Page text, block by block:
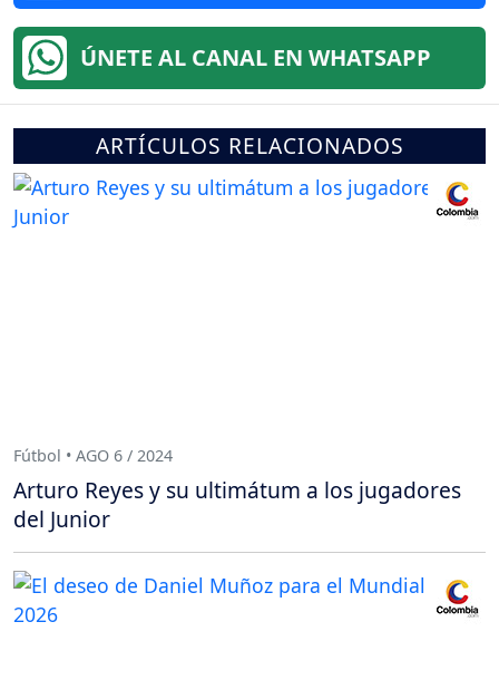
ÚNETE AL CANAL EN WHATSAPP
ARTÍCULOS RELACIONADOS
Fútbol • AGO 6 / 2024
Arturo Reyes y su ultimátum a los jugadores
del Junior